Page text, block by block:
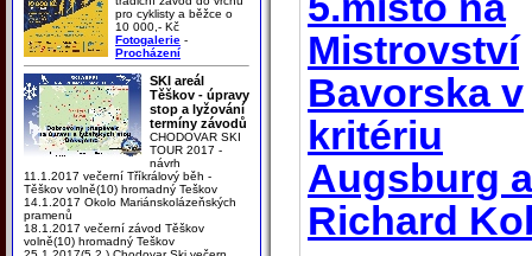
pro cyklisty a běžce o
10 000,- Kč
Fotogalerie -
Procházení
SKI areál
Těškov - úpravy
stop a lyžování
termíny závodů
CHODOVAR SKI
TOUR 2017 -
návrh
11.1.2017 večerní Tříkrálový běh -
Těškov volně(10) hromadný Teškov
14.1.2017 Okolo Mariánskolázeňských
pramenů
18.1.2017 večerní závod Těškov
volně(10) hromadný Teškov
Mistrovství
Bavorska v
kritériu
Augsburg a
Richard